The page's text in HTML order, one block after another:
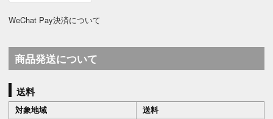
WeChat Pay決済について
商品発送について
送料
対象地域
送料